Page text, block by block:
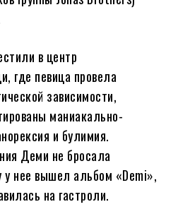
в центр
где певица провела
зависимости,
маниакально-
и булимия.
Деми не бросала
у нее вышел альбом «Demi»,
на гастроли.